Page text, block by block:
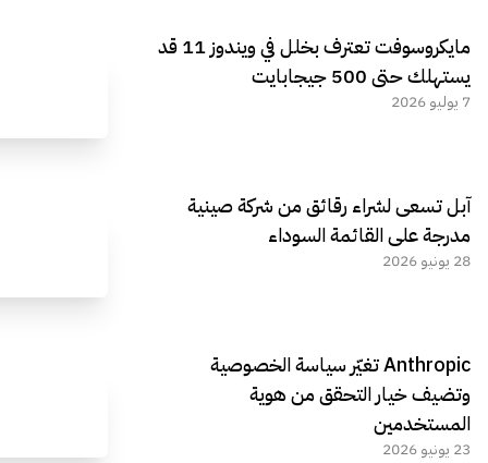
مايكروسوفت تعترف بخلل في ويندوز 11 قد
يستهلك حتى 500 جيجابايت
7 يوليو 2026
آبل تسعى لشراء رقائق من شركة صينية
مدرجة على القائمة السوداء
28 يونيو 2026
Anthropic تغيّر سياسة الخصوصية
وتضيف خيار التحقق من هوية
المستخدمين
23 يونيو 2026